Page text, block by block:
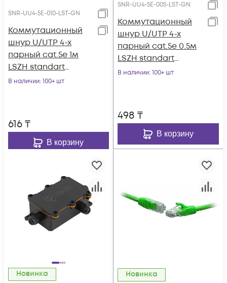
SNR-UU4-5E-010-LST-GN
Коммутационный
шнур U/UTP 4-х
парный cat.5e 1м
LSZH standart
зеленый
В наличии: 100+ шт
616₸
В корзину
SNR-UU4-5E-005-LST-GN
Коммутационный
шнур U/UTP 4-х
парный cat.5e 0.5м
LSZH standart
зеленый
В наличии: 100+ шт
498 ₸
В корзину
Новинка Новинка